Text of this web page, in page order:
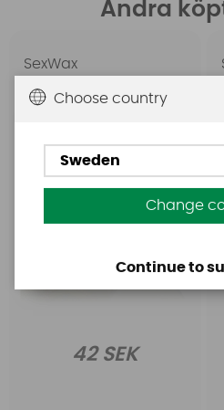
Andra
SexWax
Yellow
42 SEK
Choose country
Sweden
Change
Continue to